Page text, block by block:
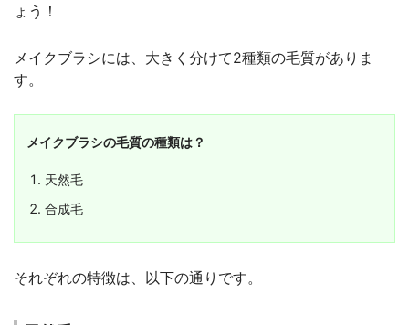
ょう！
メイクブラシには、大きく分けて2種類の毛質がありま
す。
メイクブラシの毛質の種類は？
天然毛
合成毛
それぞれの特徴は、以下の通りです。